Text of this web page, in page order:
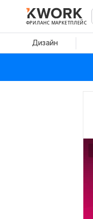
ФРИЛАНС МАРКЕТПЛЕЙС
Дизайн